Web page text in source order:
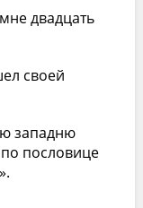
двадцать
своей
западню
пословице